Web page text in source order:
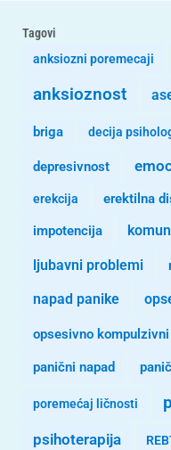
Tagovi
anksiozni poremecaji
anksioznost
briga decija
depresivnost
erekcija erektilna
impotencija
ljubavni problemi
napad panike
opsesivno
panični napad
poremećaj ličnosti
psihoterapija